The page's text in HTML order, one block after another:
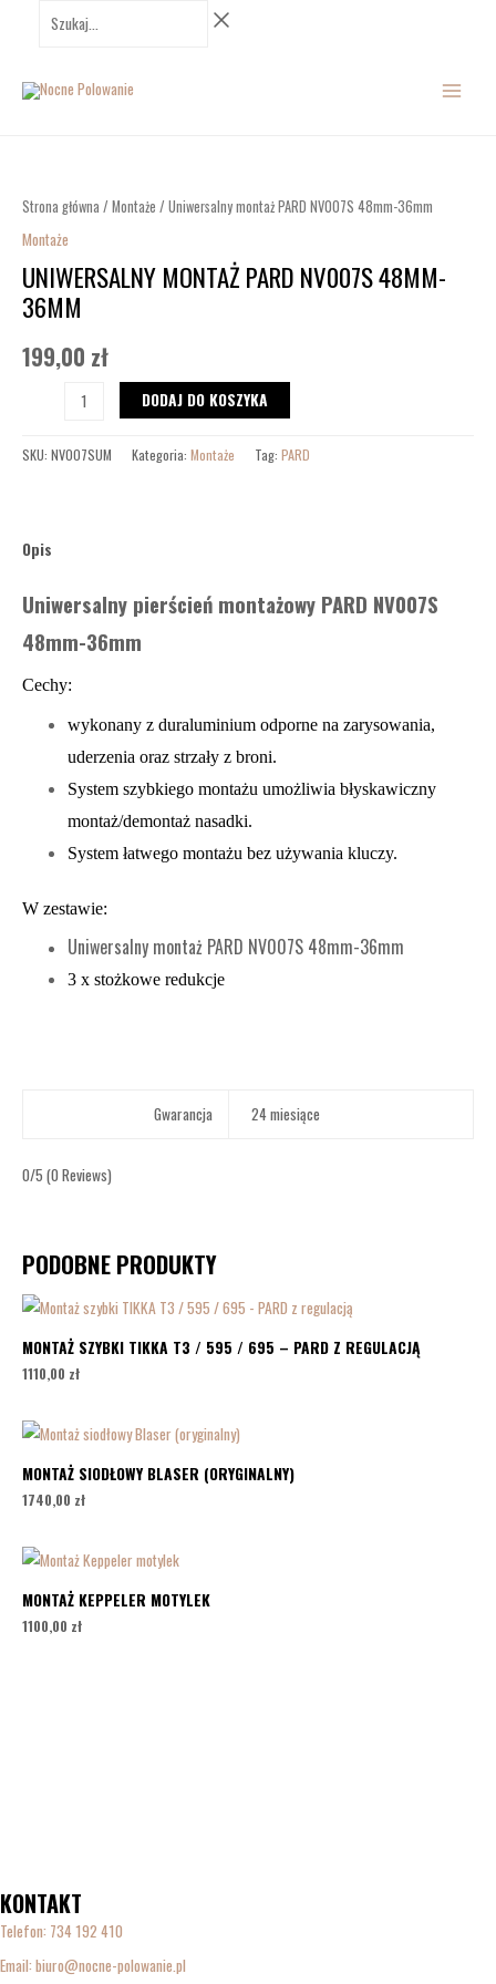
Szukaj...
MENU
Strona główna / Montaże / Uniwersalny montaż PARD NV007S 48mm-36mm
Montaże
UNIWERSALNY MONTAŻ PARD NV007S 48MM-
36MM
199,00 zł
montaż
PARD
48mm-
36mm
DODAJ DO KOSZYKA
SKU: NV007SUM Kategoria: Montaże Tag: PARD
Opis
Uniwersalny pierścień montażowy PARD NV007S
48mm-36mm
Cechy:
wykonany z duraluminium odporne na zarysowania,
uderzenia oraz strzały z broni.
System szybkiego montażu umożliwia błyskawiczny
montaż/demontaż nasadki.
System łatwego montażu bez używania kluczy.
W zestawie:
Uniwersalny montaż PARD NV007S 48mm-36mm
3 x stożkowe redukcje
Gwarancja 24 miesiące
0/5 (0 Reviews)
PODOBNE PRODUKTY
MONTAŻ SZYBKI TIKKA T3 / 595 / 695 – PARD Z REGULACJĄ
1110,00 zł
MONTAŻ SIODŁOWY BLASER (ORYGINALNY)
1740,00 zł
MONTAŻ KEPPELER MOTYLEK
1100,00 zł
KONTAKT
Telefon: 734 192 410
Email: biuro@nocne-polowanie.pl